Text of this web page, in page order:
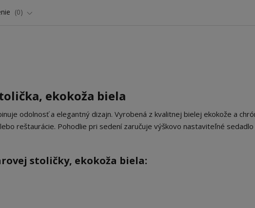
0
ekokoža biela
odolnosť a elegantný dizajn. Vyrobená z kvalitnej bielej ekokože a
reštaurácie. Pohodlie pri sedení zaručuje výškovo nastaviteľné sedadlo
stoličky, ekokoža biela: